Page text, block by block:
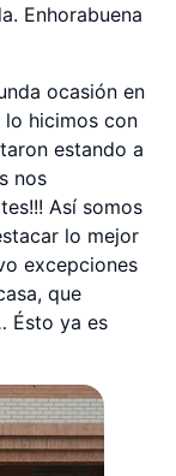
Enhorabuena
ocasión en
lo hicimos con
estando a
nos
Así somos
lo mejor
excepciones
que
Ésto ya es